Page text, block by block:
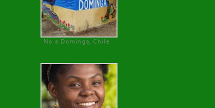
No a Dominga, Chile